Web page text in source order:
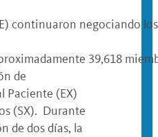
continuaron negociando
39,618
de
Paciente (EX)
(SX). Durante
de dos días, la